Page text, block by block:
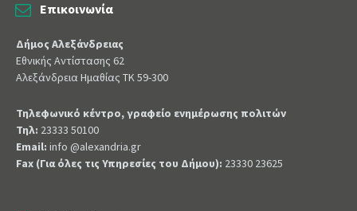
Επικοινωνία
Δήμος Αλεξάνδρειας
Εθνικής Αντίστασης 62
Αλεξάνδρεια Ημαθίας ΤΚ 59-300
Τηλεφωνικό κέντρο, γραφείο ενημέρωσης πολιτών
Τηλ: 23333 50100
Email: info @alexandria.gr
Fax (Για όλες τις Υπηρεσίες του Δήμου): 23330 23625